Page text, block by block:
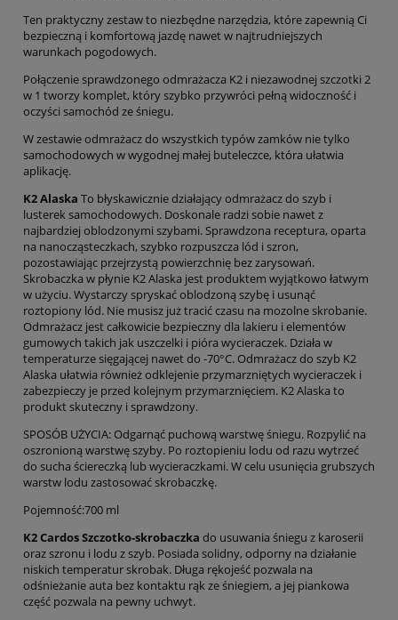
Ten praktyczny zestaw to niezbędne narzędzia, które zapewnią Ci
bezpieczną i komfortową jazdę nawet w najtrudniejszych
warunkach pogodowych.
Połączenie sprawdzonego odmrażacza K2 i niezawodnej szczotki 2
w 1 tworzy komplet, który szybko przywróci pełną widoczność i
oczyści samochód ze śniegu.
W zestawie odmrażacz do wszystkich typów zamków nie tylko
samochodowych w wygodnej małej buteleczce, która ułatwia
aplikację.
K2 Alaska To błyskawicznie działający odmrażacz do szyb i
lusterek samochodowych. Doskonale radzi sobie nawet z
najbardziej oblodzonymi szybami. Sprawdzona receptura, oparta
na nanocząsteczkach, szybko rozpuszcza lód i szron,
pozostawiając przejrzystą powierzchnię bez zarysowań.
Skrobaczka w płynie K2 Alaska jest produktem wyjątkowo łatwym
w użyciu. Wystarczy spryskać oblodzoną szybę i usunąć
roztopiony lód. Nie musisz już tracić czasu na mozolne skrobanie.
Odmrażacz jest całkowicie bezpieczny dla lakieru i elementów
gumowych takich jak uszczelki i pióra wycieraczek. Działa w
temperaturze sięgającej nawet do -70°C. Odmrażacz do szyb K2
Alaska ułatwia również odklejenie przymarzniętych wycieraczek i
zabezpieczy je przed kolejnym przymarznięciem. K2 Alaska to
produkt skuteczny i sprawdzony.
SPOSÓB UŻYCIA: Odgarnąć puchową warstwę śniegu. Rozpylić na
oszronioną warstwę szyby. Po roztopieniu lodu od razu wytrzeć
do sucha ściereczką lub wycieraczkami. W celu usunięcia grubszych
warstw lodu zastosować skrobaczkę.
Pojemność:700 ml
K2 Cardos Szczotko-skrobaczka do usuwania śniegu z karoserii
oraz szronu i lodu z szyb. Posiada solidny, odporny na działanie
niskich temperatur skrobak. Długa rękojeść pozwala na
odśnieżanie auta bez kontaktu rąk ze śniegiem, a jej piankowa
część pozwala na pewny uchwyt.